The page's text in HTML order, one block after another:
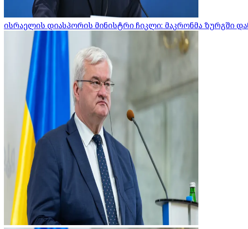
ისრაელის დიასპორის მინისტრი ჩიკლი: მაკრონმა ზურგში